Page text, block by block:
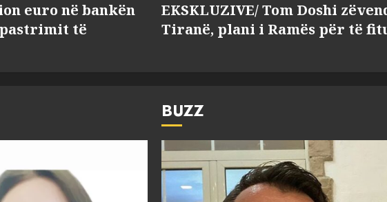
euro në bankën
të
EKSKLUZIVE/ Tom Doshi
Tiranë, plani i Ramës për të
BUZZ